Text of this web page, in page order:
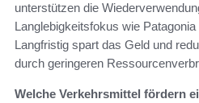
unterstützen die
Langlebigkeitsfokus wie
Langfristig spart das Geld und
durch geringeren
Welche Verkehrsmittel fördern